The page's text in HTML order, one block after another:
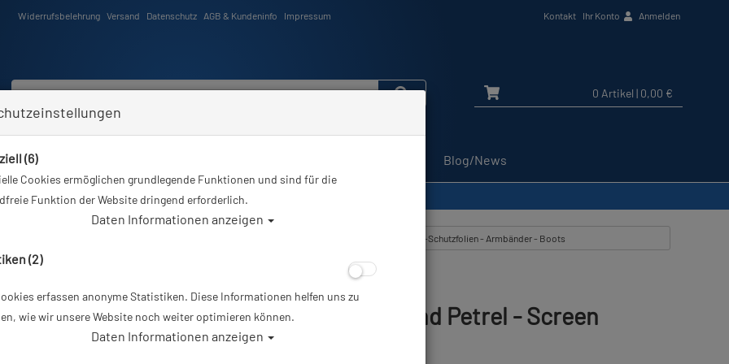
Widerrufsbelehrung Versand Datenschutz AGB & Kundeninfo Impressum Kontakt Ihr Konto Anmelden
0 Artikel | 0,00 €
Blog/News
sind hier Tauchausrüstung Shearwater - Perdix und Petrel - Screen Protector - 2 Stück #
Alle Artikel zeigen aus: Display-Schutzfolien - Armbänder - Boots
Shearwater - Perdix und Petrel - Screen
Protector - 2 Stück #
(6)
Cookies ermöglichen grundlegende Funktionen und sind für die
Funktion der Website dringend erforderlich.
Daten Informationen anzeigen
(2)
erfassen anonyme Statistiken. Diese Informationen helfen uns zu
wie wir unsere Website noch weiter optimieren können.
Daten Informationen anzeigen